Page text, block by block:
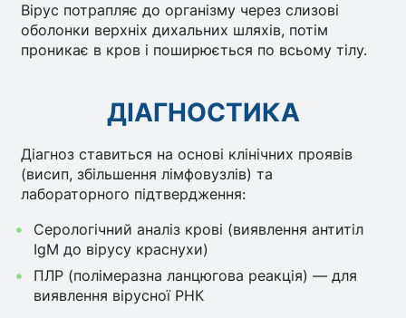
Вірус потрапляє до організму через слизові
оболонки верхніх дихальних шляхів, потім
проникає в кров і поширюється по всьому тілу.
ДІАГНОСТИКА
Діагноз ставиться на основі клінічних проявів
(висип, збільшення лімфовузлів) та
лабораторного підтвердження:
Серологічний аналіз крові (виявлення антитіл
IgM до вірусу краснухи)
ПЛР (полімеразна ланцюгова реакція) — для
виявлення вірусної РНК